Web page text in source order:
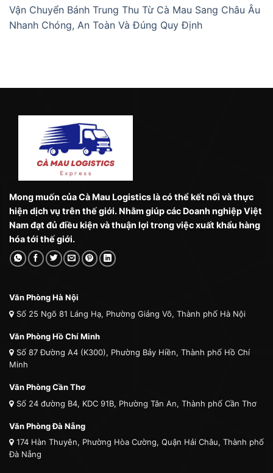
Vận Chuyển Bánh Trung Thu Từ Cà Mau Sang Châu Âu
Nhanh Chóng, An Toàn Và Đúng Quy Định
Mong muốn của Cà Mau Logistics là có thể kết nối và thực
hiện dịch vụ trên thế giới. Nhằm giúp các Doanh nghiệp Việt
Nam đạt đủ điều kiện và thuận lợi trong việc xuất khẩu hàng
hóa tới thế giới.
Văn Phòng Hà Nội
Số 25 Ngõ 81 Láng Hạ, Phường Giảng Võ, Thành phố Hà Nội
Văn Phòng Hồ Chí Minh
Số 87 Đường A4 (K300), Phường Bảy Hiền, Thành phố Hồ Chí
Minh
Văn Phòng Cần Thơ
Số 24 đường B4, KDC 91B, Phường Tân An, Thành phố Cần Thơ
Văn Phòng Đà Nẵng
174 Hàn Thuyên, Phường Hòa Cường, Quận Hải Châu, Thành phố
Đà Nẵng